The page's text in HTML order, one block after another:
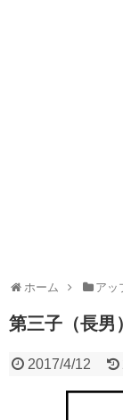
ホーム アッ
第三子（長男
2017/4/12